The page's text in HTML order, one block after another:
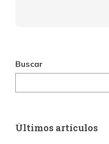
Buscar
Últimos artículos